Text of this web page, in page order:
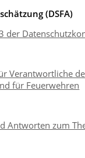
(DSFA)
der
Verantwortliche
für Feuerwehren
Antworten zum